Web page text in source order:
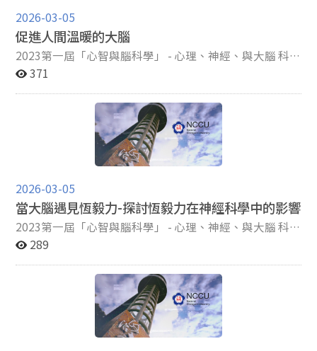
Integration-Motivation framework , AIM），這套架構將
決策歷程拆解為三個階段：首先是「情緒（Affect）」，
當我們看到產品時，大腦的伏隔核（Nucleus
accumbens, NAcc）會產生預期獎勵的興奮感，引發想要
的感受，而前腦島（Anterior insula, AIns）則反映了情緒
的激發程度或對風險的評估；接著進入「整合
（Integration）」階段，大腦的內側前額葉（Medial
prefrontal cortex, mPFC）會將這些情緒反應與產品價
值、自我偏好等因素進行整合考量；最後，再轉化為實際
購買或點擊的「動機（Motivation）」。 過去研究指出，
以及與「價值整合」相關的區域（如內側前額葉皮質，
mPFC），其神經活化程度不僅能預測個人的選擇，甚至
能擴大到預測市場的集體表現，例如：流行音樂的受歡迎
程度、YouTube 影片的點閱率、以及群眾募資的表現。
不過，並非每個人的大腦對情緒與身體的反應都一樣，有
些人對自己的身體訊號（如心跳、呼吸、情緒引起的緊繃
感）非常敏銳，這被稱為「內在覺感敏感性」
（Interoceptive Sensibility, IS）。如果一個人的身心連
結較為緊密一致，他的大腦活動是否能成為更準確的「市
2026-03-05
促進人間溫暖的大腦
2023第一屆「心智與腦科學」 - 心理、神經、與大腦 科普
寫作徵文 A組心智與腦科學－佳作：陽明交通葉Ｏ逸 摘
地位的測試者進行慈善行為(捐款)時的大腦活動，發現主
觀社會經濟地位較高的人，大腦中右半邊的顳頂葉交界處
區域活化越劇烈，越有可能進行慈善活動，欲捐獻的金額
也會隨之提高！ 內文 透過功能性磁振照影(fMRI)技術掃
描不同主觀社會經濟地位的測試者進行慈善行為(捐款)時
半邊的顳頂葉交界處區域活化越劇烈，越有可能進行慈善
活動，欲捐獻的金額也會隨之提高！ 在早期，人們開始
研究社會地位與慈善行為的關係，發現是呈負相關的關
係，也就是當社會地位越高的人越不慷慨，不常進行慈善
的研究都發現兩者呈現的是正相關的關係，社會地位越高
時，越可能對他人慷慨。無論是何種結論，對於最基本的
運作機制都不甚了解(亦即高主觀社會地位為何會行慈善
行為)，此篇研究因此孕育而生。 為了瞭解精確的社會認
知及腦神經計算的機制，需分為幾個階段進行實驗，首
371
2026-03-05
當大腦遇見恆毅力-探討恆毅力在神經科學中的影響
2023第一屆「心智與腦科學」 - 心理、神經、與大腦 科普
寫作徵文 A組心智與腦科學－佳作：政大黃Ｏ嘉 前言 當
穩定的特質(Duckworth et al., 2007; Duckworth &
Quinn, 2009; Eskreis-Winkler et al., 2014)，使人們能夠
持之以恒地追求目標，克服困難和挑戰，以實現個人和職
業生涯中的成功，它不僅是實現成就的關鍵，還有助於改
善我們的心理健康和情感幸福。它涉及到個人的自我控
289